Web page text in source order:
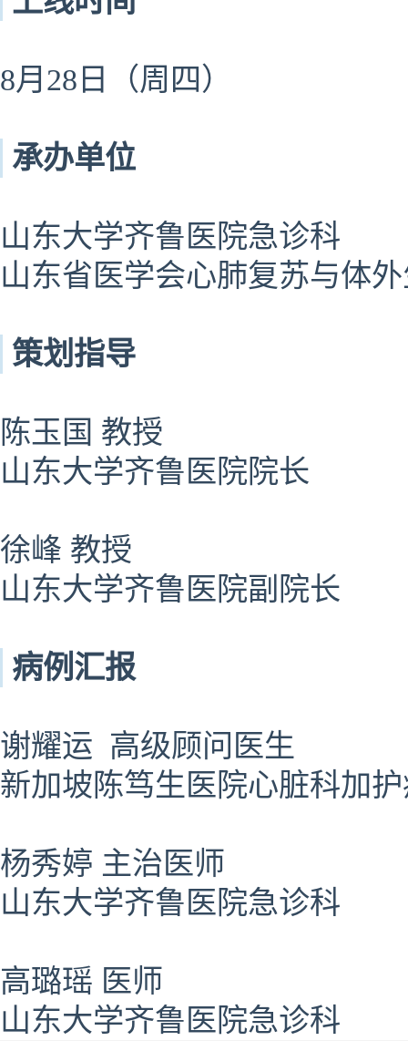
8月28日（周四）
承办单位
山东大学齐鲁医院急诊科
山东省医学会心肺复苏与体
策划指导
陈玉国 教授
山东大学齐鲁医院院长
徐峰 教授
山东大学齐鲁医院副院长
病例汇报
谢耀运 高级顾问医生
新加坡陈笃生医院心脏科加
杨秀婷 主治医师
山东大学齐鲁医院急诊科
高璐瑶 医师
山东大学齐鲁医院急诊科